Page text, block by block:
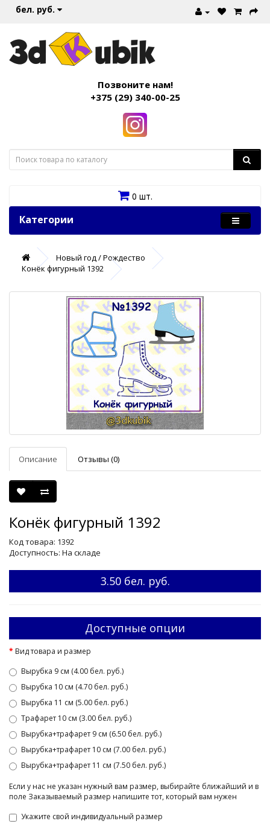
бел. руб.
Позвоните нам!
+375 (29) 340-00-25
0 шт.
Категории
Новый год / Рождество
Конёк фигурный 1392
Описание Отзывы (0)
Конёк фигурный 1392
Код товара: 1392
Доступность: На складе
3.50 бел. руб.
Доступные опции
Вид товара и размер
Вырубка 9 см (4.00 бел. руб.)
Вырубка 10 см (4.70 бел. руб.)
Вырубка 11 см (5.00 бел. руб.)
Трафарет 10 см (3.00 бел. руб.)
Вырубка+трафарет 9 см (6.50 бел. руб.)
Вырубка+трафарет 10 см (7.00 бел. руб.)
Вырубка+трафарет 11 см (7.50 бел. руб.)
Если у нас не указан нужный вам размер, выбирайте ближайший и в
поле Заказываемый размер напишите тот, который вам нужен
Укажите свой индивидуальный размер